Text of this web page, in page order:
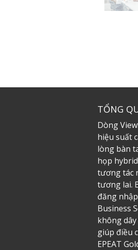
TỔNG
Dòng
hiệu suất
lòng bàn
họp
tương tác
tương lai.
đăng
Business
không
giúp điều
EPEAT